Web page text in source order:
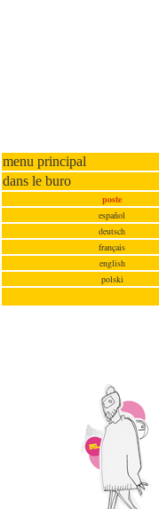
menu principal
dans le buro
poste
español
deutsch
français
english
polski